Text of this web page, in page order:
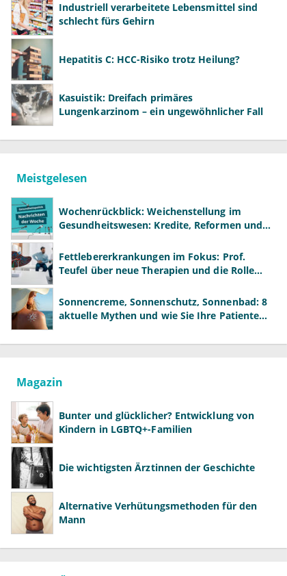
Industriell verarbeitete Lebensmittel sind
schlecht fürs Gehirn
Hepatitis C: HCC-Risiko trotz Heilung?
Kasuistik: Dreifach primäres
Lungenkarzinom – ein ungewöhnlicher Fall
Meistgelesen
Wochenrückblick: Weichenstellung im
Gesundheitswesen: Kredite, Reformen und
Fettlebererkrankungen im Fokus: Prof.
Teufel über neue Therapien und die Rolle
Sonnencreme, Sonnenschutz, Sonnenbad: 8
aktuelle Mythen und wie Sie Ihre Patienten
Magazin
Bunter und glücklicher? Entwicklung von
Kindern in LGBTQ+-Familien
Die wichtigsten Ärztinnen der Geschichte
Alternative Verhütungsmethoden für den
Mann